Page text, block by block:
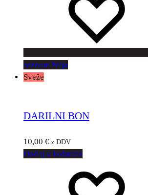
seznam želja
Sveže
DARILNI BON
10,00 € z DDV
Dodaj v košarico